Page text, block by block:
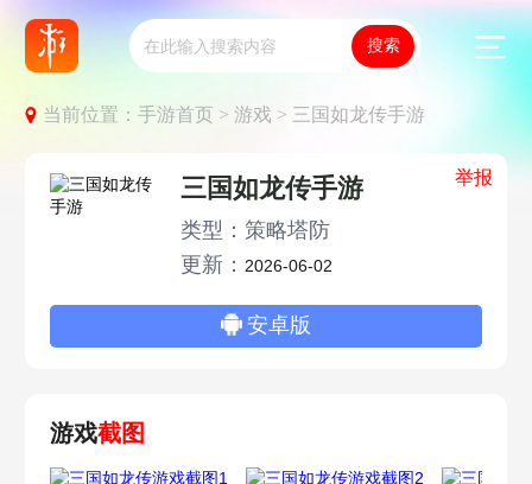
当前位置：手游首页 >游戏 > 三国如龙传手游
举报
三国如龙传手游
类型：策略塔防
更新：2026-06-02
安卓版
游戏截图